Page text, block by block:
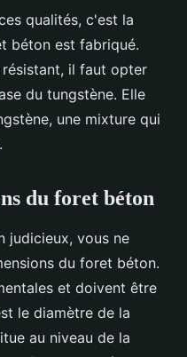
qualités, c'est la
béton est fabriqué.
il faut opter
du tungstène. Elle
une mixture qui
du foret béton
judicieux, vous ne
du foret béton.
et doivent être
le diamètre de la
au niveau de la